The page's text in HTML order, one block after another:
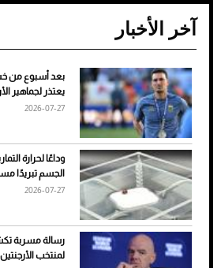
ضعف تبريد مكيف السيارة عند
الأسباب والحلول
آخر الأخبار
بعد أسبوع من
يعتذر لجماهير
2026-07-27
وداعًا لحرارة
الجسم تبريدًا
2026-07-27
رسالة مسربة
لمنتخب الأرجنتين